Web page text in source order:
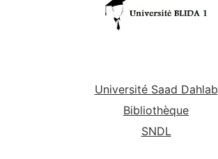
Université Saad Dahlab
Bibliothèque
SNDL